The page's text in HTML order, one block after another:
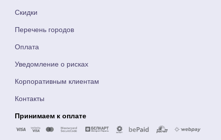
Скидки
Перечень городов
Оплата
Уведомление о рисках
Корпоративным клиентам
Контакты
Принимаем к оплате